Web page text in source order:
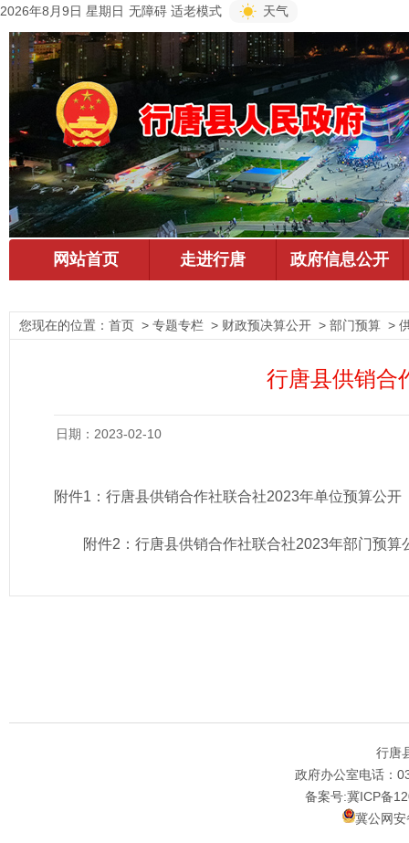
2026年8月9日 星期日 无障碍 适老模式 天气
您现在的位置： 首页 > 专题专栏 > 财政预决算公开 > 部门预算 >
行唐县供销合
日期：2023-02-10
附件1： 行唐县供销合作社联合社2023年单位预算公开
附件2： 行唐县供销合作社联合社2023年部门预算